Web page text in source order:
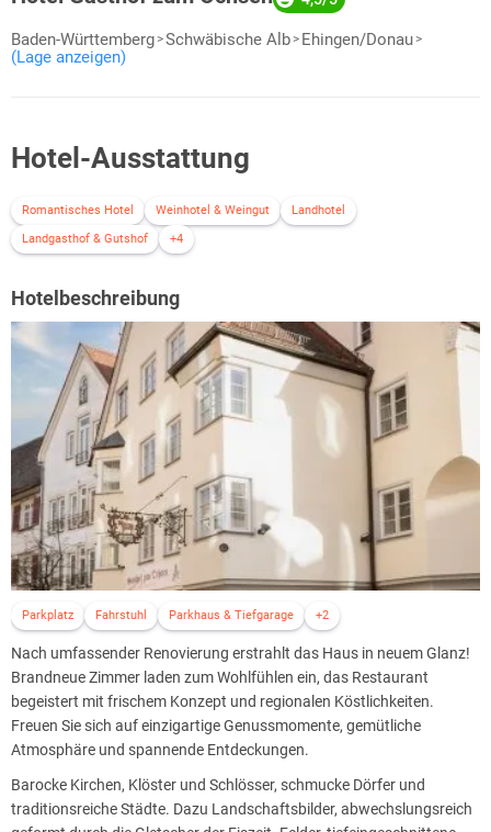
Baden-Württemberg Schwäbische Alb
Ehingen/Donau
(Lage anzeigen)
Hotel-Ausstattung
Romantisches Hotel Weinhotel & Weingut
Landhotel
Landgasthof & Gutshof
+4
Hotelbeschreibung
Parkplatz Fahrstuhl Parkhaus & Tiefgarage +2
Nach umfassender Renovierung erstrahlt das Haus in neuem Glanz!
Brandneue Zimmer laden zum Wohlfühlen ein, das Restaurant
begeistert mit frischem Konzept und regionalen Köstlichkeiten.
Freuen Sie sich auf einzigartige Genussmomente, gemütliche
Atmosphäre und spannende Entdeckungen.
Barocke Kirchen, Klöster und Schlösser, schmucke Dörfer und
traditionsreiche Städte. Dazu Landschaftsbilder, abwechslungsreich